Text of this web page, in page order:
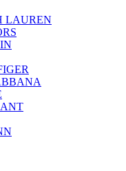
LAUREN